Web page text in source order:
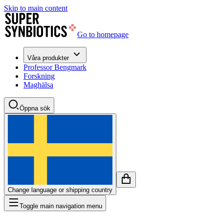
Skip to main content
Go to homepage
Våra produkter
Professor Bengmark
Forskning
Maghälsa
Öppna sök
Change language or shipping country
Toggle main navigation menu